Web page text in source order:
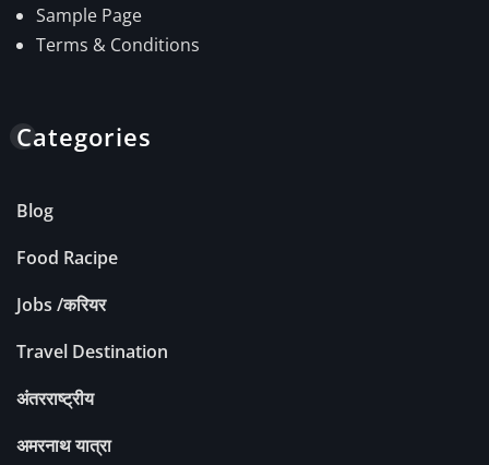
Sample Page
Terms & Conditions
Categories
Blog
Food Racipe
Jobs /करियर
Travel Destination
अंतरराष्ट्रीय
अमरनाथ यात्रा